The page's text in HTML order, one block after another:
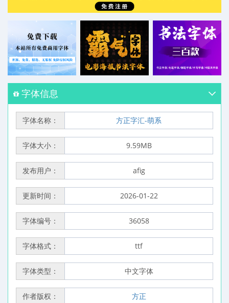
字体信息
字体名称： 方正字汇-萌系
字体大小： 9.59MB
发布用户： afig
更新时间： 2026-01-22
字体编号： 36058
字体格式： ttf
字体类型： 中文字体
作者版权： 方正